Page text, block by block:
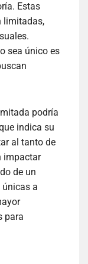
Estas
limitadas,
sea único es
podría
indica su
al tanto de
impactar
de un
a
para